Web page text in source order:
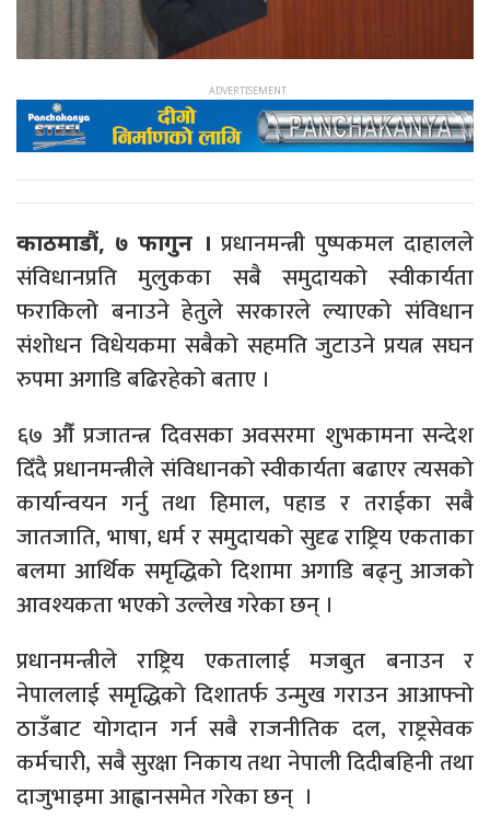
काठमाडौं, ७ फागुन । प्रधानमन्त्री पुष्पकमल दाहालले
संविधानप्रति मुलुकका सबै समुदायको स्वीकार्यता
फराकिलो बनाउने हेतुले सरकारले ल्याएको संविधान
संशोधन विधेयकमा सबैको सहमति जुटाउने प्रयत्न सघन
रुपमा अगाडि बढिरहेको बताए ।
६७ औँ प्रजातन्त्र दिवसका अवसरमा शुभकामना सन्देश
दिँदै प्रधानमन्त्रीले संविधानको स्वीकार्यता बढाएर त्यसको
कार्यान्वयन गर्नु तथा हिमाल, पहाड र तराईका सबै
जातजाति, भाषा, धर्म र समुदायको सुदृढ राष्ट्रिय एकताका
बलमा आर्थिक समृद्धिको दिशामा अगाडि बढ्नु आजको
आवश्यकता भएको उल्लेख गरेका छन् ।
प्रधानमन्त्रीले राष्ट्रिय एकतालाई मजबुत बनाउन र
नेपाललाई समृद्धिको दिशातर्फ उन्मुख गराउन आआफ्नो
ठाउँबाट योगदान गर्न सबै राजनीतिक दल, राष्ट्रसेवक
कर्मचारी, सबै सुरक्षा निकाय तथा नेपाली दिदीबहिनी तथा
दाजुभाइमा आह्वानसमेत गरेका छन् ।